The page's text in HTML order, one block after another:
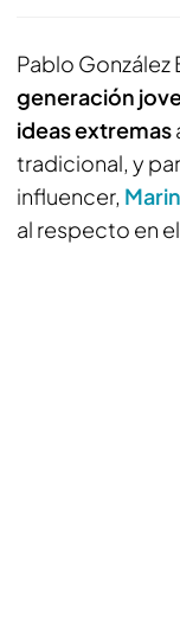
Pablo González
generación
ideas extremas
tradicional, y
influencer,
al respecto en